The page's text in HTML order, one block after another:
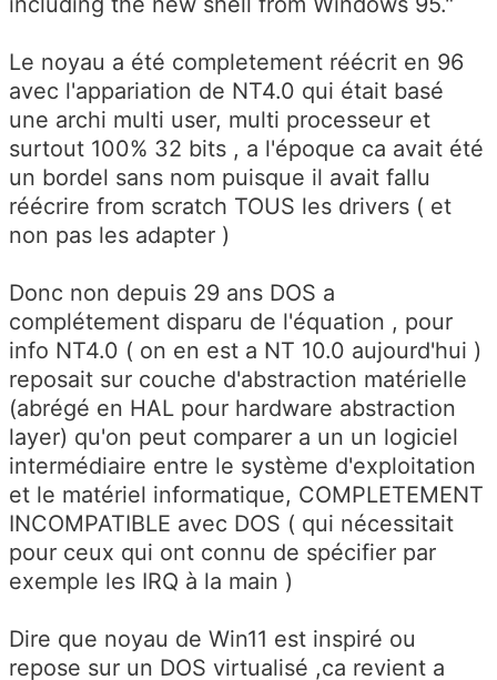
Le noyau a été completement réécrit en 96
avec l'appariation de NT4.0 qui était basé
une archi multi user, multi processeur et
surtout 100% 32 bits , a l'époque ca avait été
un bordel sans nom puisque il avait fallu
réécrire from scratch TOUS les drivers ( et
non pas les adapter )
Donc non depuis 29 ans DOS a
complétement disparu de l'équation , pour
info NT4.0 ( on en est a NT 10.0 aujourd'hui )
reposait sur couche d'abstraction matérielle
(abrégé en HAL pour hardware abstraction
layer) qu'on peut comparer a un un logiciel
intermédiaire entre le système d'exploitation
et le matériel informatique, COMPLETEMENT
INCOMPATIBLE avec DOS ( qui nécessitait
pour ceux qui ont connu de spécifier par
exemple les IRQ à la main )
Dire que noyau de Win11 est inspiré ou
repose sur un DOS virtualisé ,ca revient a